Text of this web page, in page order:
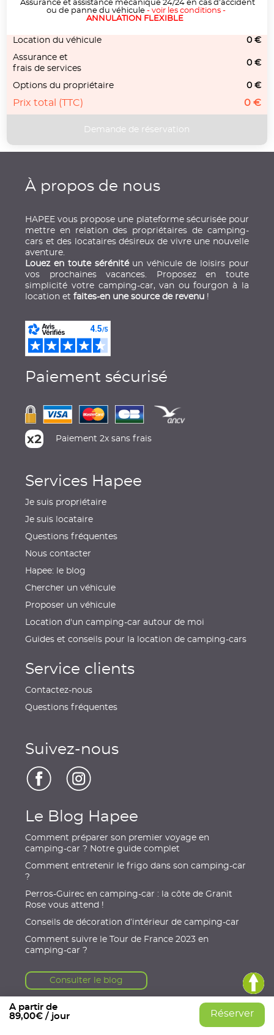
A partir de
89,00€ / jour
Réserver
Assurance et assistance mécanique 24/24 en cas d'accident
ou de panne du véhicule - voir les conditions-
ANNULATION FLEXIBLE
Location du véhicule
0 €
Assurance et
frais de services
0 €
Options du propriétaire 0 €
Prix total (TTC) 0 €
À propos de nous
HAPEE vous propose une plateforme sécurisée pour
mettre en relation des propriétaires de camping-
cars et des locataires désireux de vivre une nouvelle
aventure.
Louez en toute sérénitéun véhicule de loisirs pour
vos prochaines vacances. Proposez en toute
simplicité votre camping-car, van ou fourgon à la
location etfaites-en une source de revenu !
Paiement sécurisé
Paiement 2x sans frais
Services Hapee
Je suis propriétaire
Je suis locataire
Questions fréquentes
Nous contacter
Hapee: le blog
Chercher un véhicule
Proposer un véhicule
Location d'un camping-car autour de moi
Guides et conseils pour la location de camping-cars
Service clients
Contactez-nous
Questions fréquentes
Suivez-nous
Le Blog Hapee
Comment préparer son premier voyage en
camping-car ? Notre guide complet
Comment entretenir le frigo dans son camping-car
?
Perros-Guirec en camping-car : la côte de Granit
Rose vous attend !
Conseils de décoration d’intérieur de camping-car
Comment suivre le Tour de France 2023 en
camping-car ?
Consulter le blog
Conditions Générales|